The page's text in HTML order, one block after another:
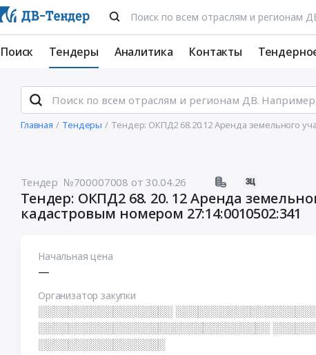
Поиск Тендеры Аналитика Контакты
Главная Тендеры Тендер: ОКПД2 68.20.12 Аренда земельного
Тендер №700007008 от 30.04.26
Тендер: ОКПД2 68. 20. 12 Аренда
кадастровым номером 27:14:0010502:341
Начальная цена
—
Организатор закупки
░░░░░░░░░░░░░░░░░░
░░░░░░░░░░░░░░░░░░░░░░░░░░░░░░░
░░░░░░░░░░░░░░░░░